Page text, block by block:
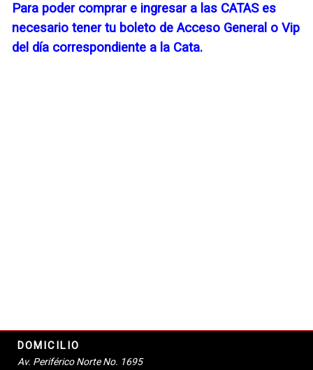
Para poder comprar e ingresar a las CATAS es
necesario tener tu boleto de Acceso General o Vip
del día correspondiente a la Cata.
DOMICILIO
Av. Periférico Norte No. 1695